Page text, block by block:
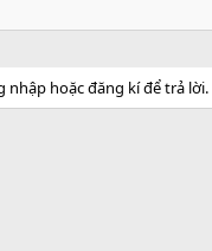
nhập hoặc đăng kí để trả lời.